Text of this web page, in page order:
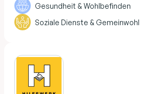
Gesundheit & Wohlbefinden
Soziale Dienste & Gemeinwohl